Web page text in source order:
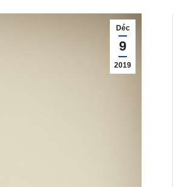
Déc
9
2019